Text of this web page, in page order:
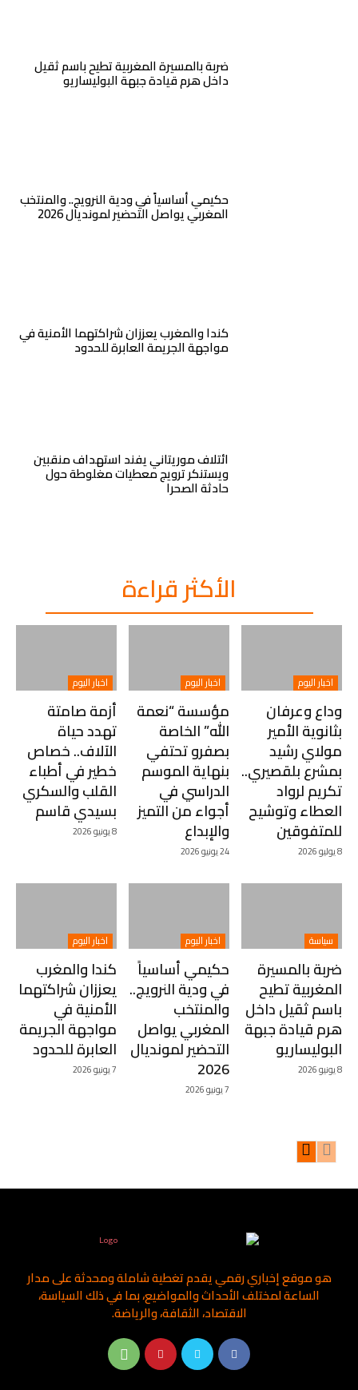
ضربة بالمسيرة المغربية تطيح باسم ثقيل
داخل هرم قيادة جبهة البوليساريو
حكيمي أساسياً في ودية النرويج.. والمنتخب
المغربي يواصل التحضير لمونديال 2026
كندا والمغرب يعززان شراكتهما الأمنية في
مواجهة الجريمة العابرة للحدود
ائتلاف موريتاني يفند استهداف منقبين
ويستنكر ترويج معطيات مغلوطة حول
حادثة الصحرا
الأكثر قراءة
اخبار اليوم
وداع وعرفان
بثانوية الأمير
مولاي رشيد
بمشرع بلقصيري..
تكريم لرواد
العطاء وتوشيح
للمتفوقين
8 يوليو 2026
اخبار اليوم
مؤسسة “نعمة
الله” الخاصة
بصفرو تحتفي
بنهاية الموسم
الدراسي في
أجواء من التميز
والإبداع
24 يونيو 2026
اخبار اليوم
أزمة صامتة
تهدد حياة
الآلاف.. خصاص
خطير في أطباء
القلب والسكري
بسيدي قاسم
8 يونيو 2026
سياسة
ضربة بالمسيرة
المغربية تطيح
باسم ثقيل داخل
هرم قيادة جبهة
البوليساريو
8 يونيو 2026
اخبار اليوم
حكيمي أساسياً
في ودية النرويج..
والمنتخب
المغربي يواصل
التحضير لمونديال
2026
7 يونيو 2026
اخبار اليوم
كندا والمغرب
يعززان شراكتهما
الأمنية في
مواجهة الجريمة
العابرة للحدود
7 يونيو 2026
هو موقع إخباري رقمي يقدم تغطية شاملة ومحدثة على مدار
الساعة لمختلف الأحداث والمواضيع، بما في ذلك السياسة،
الاقتصاد، الثقافة، والرياضة.